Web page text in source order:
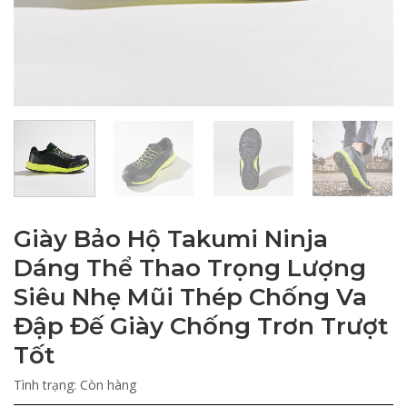
Giày Bảo Hộ Takumi Ninja
Dáng Thể Thao Trọng Lượng
Siêu Nhẹ Mũi Thép Chống Va
Đập Đế Giày Chống Trơn Trượt
Tốt
Tình trạng: Còn hàng